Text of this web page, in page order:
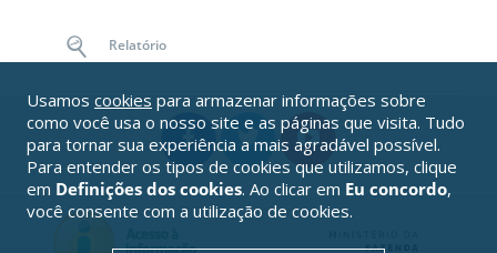
Relatório
Usamos cookies para armazenar informações sobre
como você usa o nosso site e as páginas que visita. Tudo
para tornar sua experiência a mais agradável possível.
Para entender os tipos de cookies que utilizamos, clique
em Definições dos cookies. Ao clicar em Eu concordo,
você consente com a utilização de cookies.